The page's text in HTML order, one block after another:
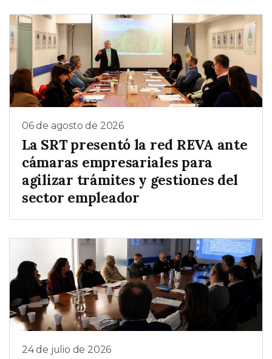
06 de agosto de 2026
La SRT presentó la red REVA ante
cámaras empresariales para
agilizar trámites y gestiones del
sector empleador
24 de julio de 2026